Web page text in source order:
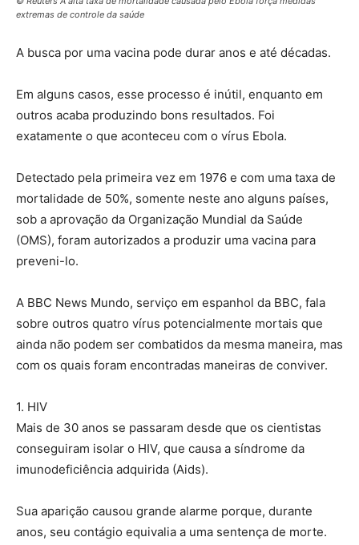
extremas de controle da saúde
A busca por uma vacina pode durar anos e até décadas.
Em alguns casos, esse processo é inútil, enquanto em
outros acaba produzindo bons resultados. Foi
exatamente o que aconteceu com o vírus Ebola.
Detectado pela primeira vez em 1976 e com uma taxa de
mortalidade de 50%, somente neste ano alguns países,
sob a aprovação da Organização Mundial da Saúde
(OMS), foram autorizados a produzir uma vacina para
preveni-lo.
A BBC News Mundo, serviço em espanhol da BBC, fala
sobre outros quatro vírus potencialmente mortais que
ainda não podem ser combatidos da mesma maneira, mas
com os quais foram encontradas maneiras de conviver.
1. HIV
Mais de 30 anos se passaram desde que os cientistas
conseguiram isolar o HIV, que causa a síndrome da
imunodeficiência adquirida (Aids).
Sua aparição causou grande alarme porque, durante
anos, seu contágio equivalia a uma sentença de morte.